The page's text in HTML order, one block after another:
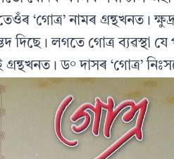
‘গোত্ৰ’ নামৰ গ্ৰন্থখনত।
দিছে। লগতে গোত্ৰ
ড° দাসৰ ‘গোত্ৰ’